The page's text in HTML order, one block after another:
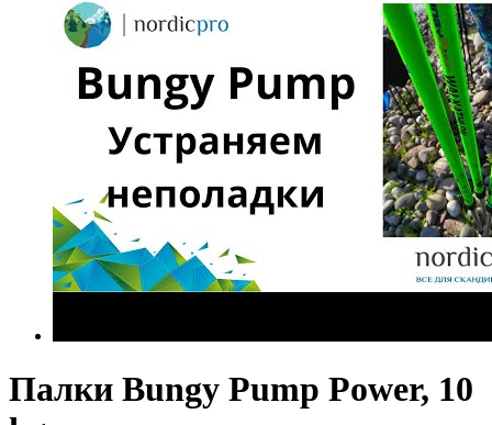
Палки Bungy Pump Power, 10